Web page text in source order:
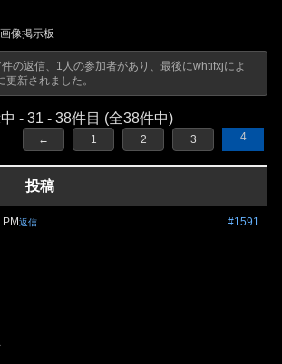
像掲示板
の返信、1人の参加者があり、最後にwhtifxjによ
更新されました。
- 31 - 38件目 (全38件中)
← 1 2 3 4
投稿
#1591
返信